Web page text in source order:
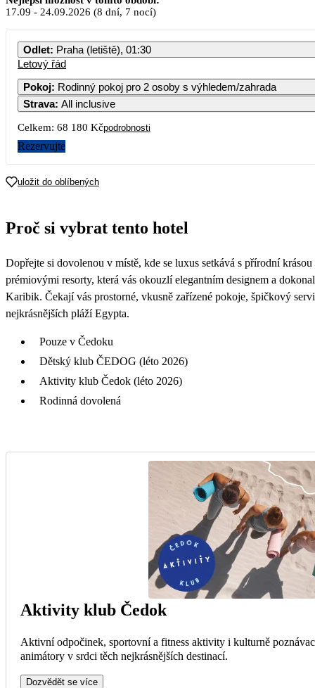
PO ÚT ST ČT PÁ
37 290
33 190
17.09 - 24.09.2026 (8 dní, 7 nocí)
Odlet: Praha (letiště), 01:30
Letový řád
Pokoj: Rodinný pokoj pro 2 osoby s výhledem/zahrada
Strava: All inclusive
Celkem: 68 180 Kčpodrobnosti
Rezervujte
uložit do oblíbených
Proč si vybrat tento hotel
Dopřejte si dovolenou v místě, kde se luxus setkává s přírodní
prémiovými resorty, která vás okouzlí elegantním designem a
Karibik. Čekají vás prostorné, vkusně zařízené pokoje, špičkový
nejkrásnějších pláží Egypta.
Pouze v Čedoku
Dětský klub ČEDOG (léto 2026)
Aktivity klub Čedok (léto 2026)
Rodinná dovolená
Aktivity klub Čedok
Aktivní odpočinek, sportovní a fitness aktivity i kulturně
animátory v srdci těch nejkrásnějších destinací.
Dozvědět se více